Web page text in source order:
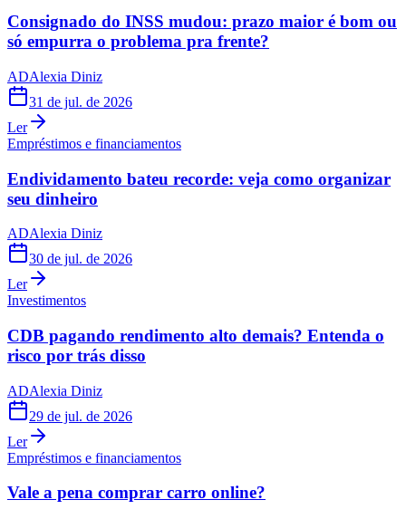
Consignado do INSS mudou: prazo maior é bom ou
só empurra o problema pra frente?
ADAlexia Diniz
31 de jul. de 2026
Ler
Empréstimos e financiamentos
Endividamento bateu recorde: veja como organizar
seu dinheiro
ADAlexia Diniz
30 de jul. de 2026
Ler
Investimentos
CDB pagando rendimento alto demais? Entenda o
risco por trás disso
ADAlexia Diniz
29 de jul. de 2026
Ler
Empréstimos e financiamentos
Vale a pena comprar carro online?